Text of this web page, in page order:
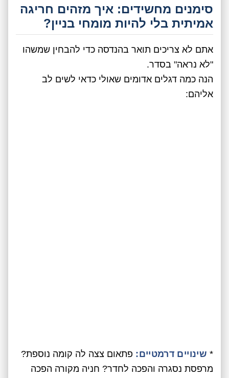
סימנים מחשידים: איך מזהים חריגה
אמיתית בלי להיות מומחי בניין?
אתם לא צריכים תואר בהנדסה כדי להבחין שמשהו
"לא נראה" בסדר.
הנה כמה דגלים אדומים שאולי כדאי לשים לב
אליהם:
* שינויים דרמטיים: פתאום צצה לה קומה נוספת?
מרפסת נסגרה והפכה לחדר? חניה מקורה הפכה